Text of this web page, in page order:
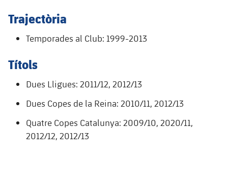
Palmarès
Classificació
Fotos
Palmarès
Història
Jugadors
Juvenil
Cadet
Aleví
PLUSICON
MÉS
Primer equip
plusicon
més
Entrades
Barça Atlètic
Calendari
Base
plusicon
més
Actualitat
Campus Estiu
Trajectòria
Temporades al Club: 1999-2013
Títols
Dues Lligues: 2011/12, 2012/13
Dues Copes de la Reina: 2010/11, 2012/13
Quatre Copes Catalunya: 2009/10, 2020/11,
2012/12, 2012/13